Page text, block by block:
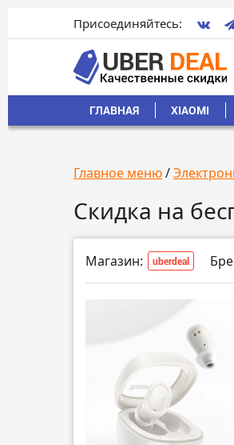
Присоединяйтесь:
ГЛАВНАЯ XIAOMI
Главное меню/
Скидка на
Магазин: uberdeal